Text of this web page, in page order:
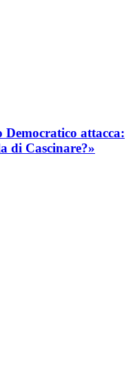
attacca:
di Cascinare?»